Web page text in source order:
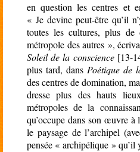
en question les centres et
« Je devine peut-être qu’il
toutes les cultures, plus
métropole des autres »,
Soleil de la conscience [13-
plus tard, dansPoétique de
des centres de domination,
dresse plus des hauts
métropoles de la
qu’occupe dans son œuvre
le paysage de l’archipel
pensée « archipélique » qu’il